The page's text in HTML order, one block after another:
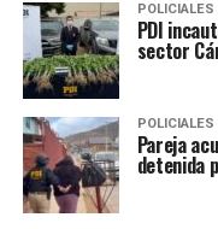
POLICIALES
PDI
sector
POLICIALES
Pareja
detenida